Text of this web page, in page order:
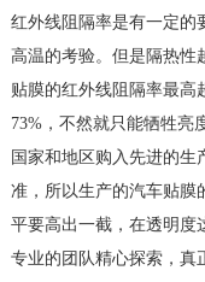
红外线阻隔率是有一定的
高温的考验。但是隔热性
贴膜的红外线阻隔率最高
73%，不然就只能牺牲亮
国家和地区购入先进的
准，所以生产的汽车贴膜
平要高出一截，在透明度
专业的团队精心探索，真